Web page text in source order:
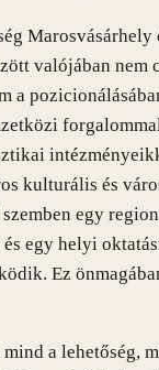
Marosvásárhely
valójában nem
a
kulturális és
egy
egy helyi
Ez
a lehetőség,